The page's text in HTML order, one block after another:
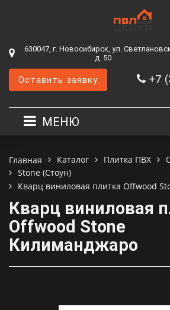
630047, г. Новосибирск, ул.
д. 50
+7
Оставить заявку
МЕНЮ
Главная Каталог Плитка ПВХ
Stone (Стоун)
Кварц виниловая плитка Offwood
Кварц виниловая
Offwood Stone
Килиманджаро